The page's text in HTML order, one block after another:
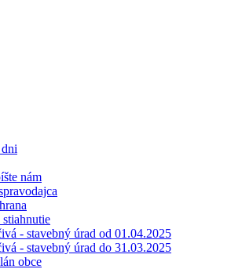
nám
- stavebný úrad od 01.04.2025
- stavebný úrad do 31.03.2025
obce